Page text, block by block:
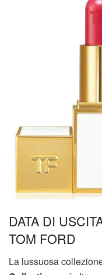
DATA DI
TOM FORD
La lussuosa